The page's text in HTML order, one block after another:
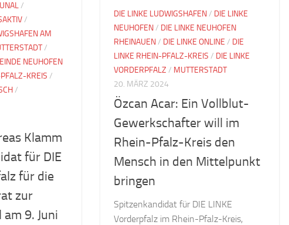
/
/
AM
/
NEUHOFEN
KREIS /
/
Klamm
für DIE
für die
zur
9. Juni
DIE LINKE LUDWIGSHAFEN/ DIE LINKE
NEUHOFEN/ DIE LINKE NEUHOFEN
RHEINAUEN/ DIE LINKE ONLINE / DIE
LINKE RHEIN-PFALZ-KREIS / DIE LINKE
VORDERPFALZ / MUTTERSTADT
20. MÄRZ 2024
Özcan Acar: Ein Vollblut-
Gewerkschafter will im
Rhein-Pfalz-Kreis den
Mensch in den Mittelpunkt
bringen
Spitzenkandidat für DIE LINKE
Vorderpfalz im Rhein-Pfalz-Kreis,